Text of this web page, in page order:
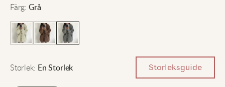
Färg: Grå
Storlek: En Storlek Storleksguide